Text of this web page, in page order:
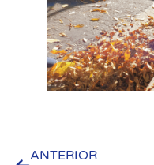
ANTERIOR